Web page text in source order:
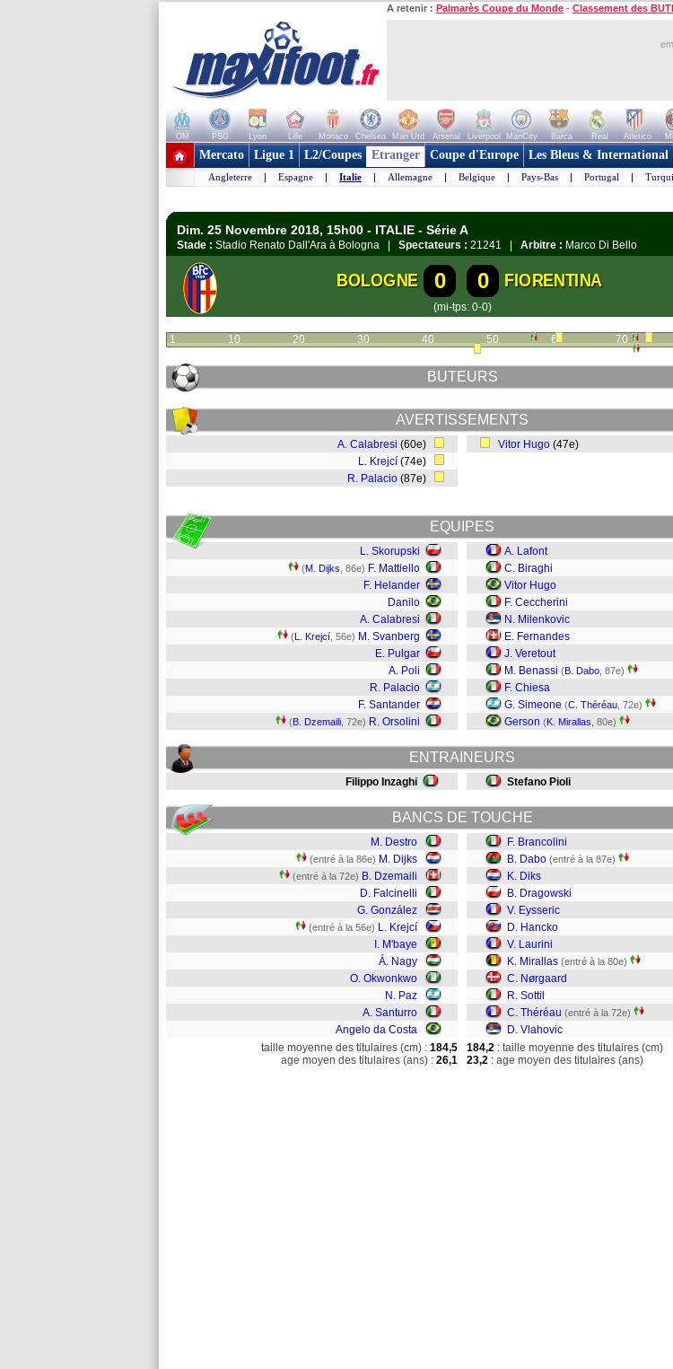
A retenir : Palmarès Coupe du Monde - Classement des
OM PSG Lyon Lille Monaco Chelsea Man Utd Arsenal Liverpool ManCity Barca Real Atletico
+ de clubs
Mercato Ligue 1 L2/Coupes Etranger Coupe d'Europe Les Bleus & International
Angleterre | Espagne | Italie | Allemagne | Belgique | Pays-Bas | Portugal |
Dim. 25 Novembre 2018, 15h00 - ITALIE - Série A
Stade : Stadio Renato Dall'Ara à Bologna | Spectateurs : 21241 | Arbitre : Marco Di Bello
BOLOGNE 0 0 FIORENTINA
(mi-tps: 0-0)
1 10 20 30 40 50 60 70
BUTEURS
AVERTISSEMENTS
A. Calabresi (60e)
L. Krejcí (74e)
R. Palacio (87e)
Vitor Hugo (47e)
EQUIPES
L. Skorupski
(M. Dijks , 86e) F. Mattiello
F. Helander
Danilo
A. Calabresi
(L. Krejcí , 56e) M. Svanberg
E. Pulgar
A. Poli
R. Palacio
F. Santander
(B. Dzemaili , 72e) R. Orsolini
A. Lafont
C. Biraghi
Vitor Hugo
F. Ceccherini
N. Milenkovic
E. Fernandes
J. Veretout
M. Benassi (B. Dabo , 87e)
F. Chiesa
G. Simeone (C. Théréau , 72e)
Gerson (K. Mirallas , 80e)
ENTRAINEURS
Filippo Inzaghi Stefano Pioli
BANCS DE TOUCHE
M. Destro
(entré à la 86e) M. Dijks
(entré à la 72e) B. Dzemaili
D. Falcinelli
G. González
(entré à la 56e) L. Krejcí
I. M'baye
Á. Nagy
O. Okwonkwo
N. Paz
A. Santurro
Angelo da Costa
F. Brancolini
B. Dabo (entré à la 87e)
K. Diks
B. Dragowski
V. Eysseric
D. Hancko
V. Laurini
K. Mirallas (entré à la 80e)
C. Nørgaard
R. Sottil
C. Théréau (entré à la 72e)
D. Vlahovic
taille moyenne des titulaires (cm) : 184,5
age moyen des titulaires (ans) : 26,1
184,2 : taille moyenne des titulaires (cm)
23,2 : age moyen des titulaires (ans)